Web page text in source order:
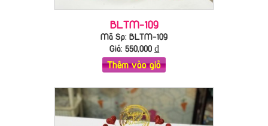
BLTM-109
Mã Sp: BLTM-109
Giá: 550,000₫
Thêm vào giỏ